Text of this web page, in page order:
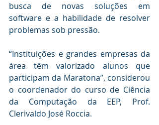
busca de novas soluções em
software e a habilidade de resolver
problemas sob pressão.
“Instituições e grandes empresas da
área têm valorizado alunos que
participam da Maratona”, considerou
o coordenador do curso de Ciência
da Computação da EEP, Prof.
Clerivaldo José Roccia.